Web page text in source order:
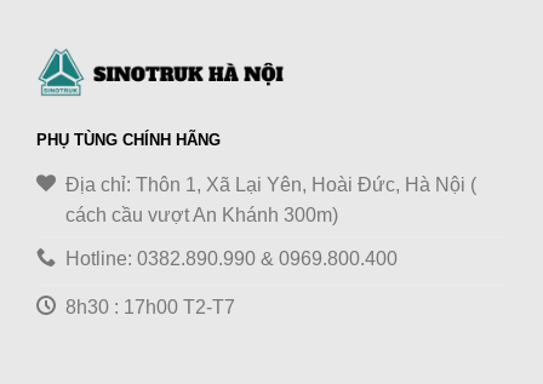
PHỤ TÙNG CHÍNH HÃNG
Địa chỉ: Thôn 1, Xã Lại Yên, Hoài Đức, Hà Nội (
cách cầu vượt An Khánh 300m)
Hotline: 0382.890.990 & 0969.800.400
8h30 : 17h00 T2-T7